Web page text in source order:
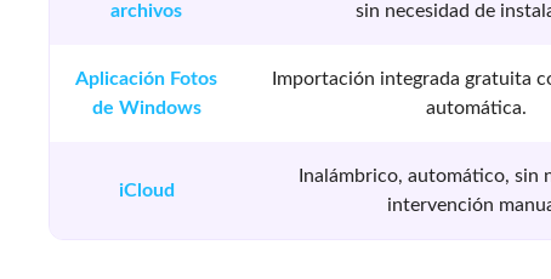
archivos
sin necesidad de
Aplicación Fotos
de Windows
Importación integrada gratuita
automática.
iCloud
Inalámbrico, automático, sin
intervención